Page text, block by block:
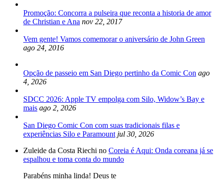
Promoção: Concorra a pulseira que reconta a historia de amor
de Christian e Ana nov 22, 2017
Vem gente! Vamos comemorar o aniversário de John Green
ago 24, 2016
Opção de passeio em San Diego pertinho da Comic Con ago
4, 2026
SDCC 2026: Apple TV empolga com Silo, Widow’s Bay e
mais ago 2, 2026
San Diego Comic Con com suas tradicionais filas e
experiências Silo e Paramount jul 30, 2026
Zuleide da Costa Riechi no Coreia é Aqui: Onda coreana já se
espalhou e toma conta do mundo
Parabéns minha linda! Deus te